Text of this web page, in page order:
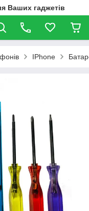
Ваших гаджетів
IPhone